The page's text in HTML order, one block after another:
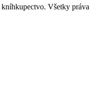
Všetky práva